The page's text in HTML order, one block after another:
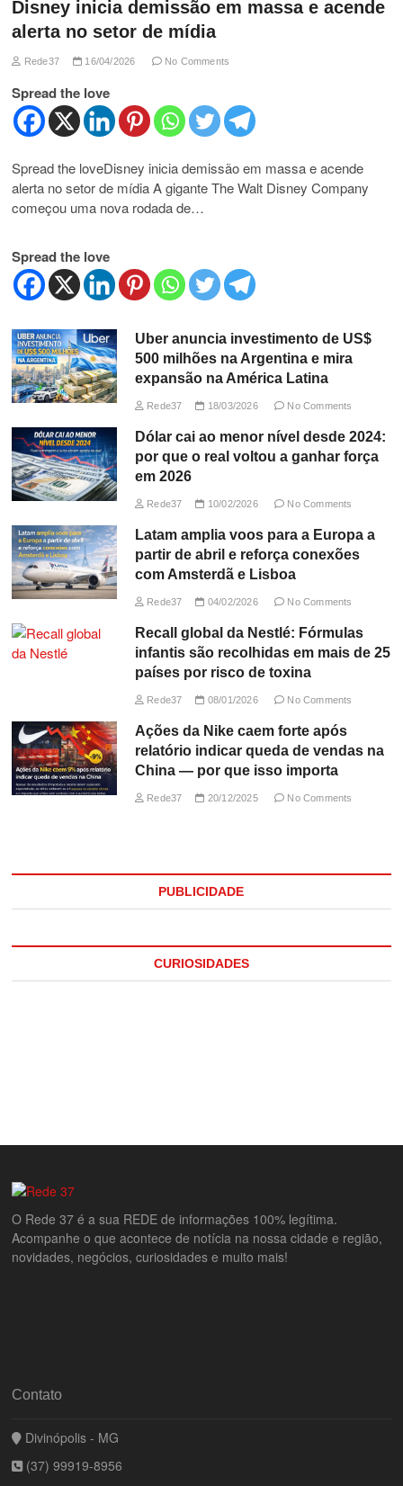
Disney inicia demissão em massa e acende
alerta no setor de mídia
Rede37 16/04/2026 No Comments
Spread the love
Spread the loveDisney inicia demissão em massa e acende
alerta no setor de mídia A gigante The Walt Disney Company
começou uma nova rodada de…
Spread the love
Uber anuncia investimento de US$
500 milhões na Argentina e mira
expansão na América Latina
Rede37 18/03/2026 No Comments
Dólar cai ao menor nível desde 2024:
por que o real voltou a ganhar força
em 2026
Rede37 10/02/2026 No Comments
Latam amplia voos para a Europa a
partir de abril e reforça conexões
com Amsterdã e Lisboa
Rede37 04/02/2026 No Comments
Recall global da Nestlé: Fórmulas
infantis são recolhidas em mais de 25
países por risco de toxina
Rede37 08/01/2026 No Comments
Ações da Nike caem forte após
relatório indicar queda de vendas na
China — por que isso importa
Rede37 20/12/2025 No Comments
PUBLICIDADE
CURIOSIDADES
O Rede 37 é a sua REDE de informações 100% legítima.
Acompanhe o que acontece de notícia na nossa cidade e região,
novidades, negócios, curiosidades e muito mais!
Contato
Divinópolis - MG
(37) 99919-8956